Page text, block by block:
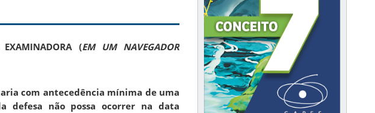
(EM UM NAVEGADOR
com antecedência mínima de uma
defesa não possa ocorrer na data